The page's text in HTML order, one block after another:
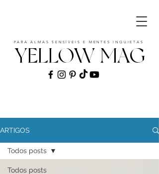
YELLOW MAG
PARA ALMAS SENSÍVEIS E MENTES INQUIETAS
ARTIGOS
Todos posts
Todos posts